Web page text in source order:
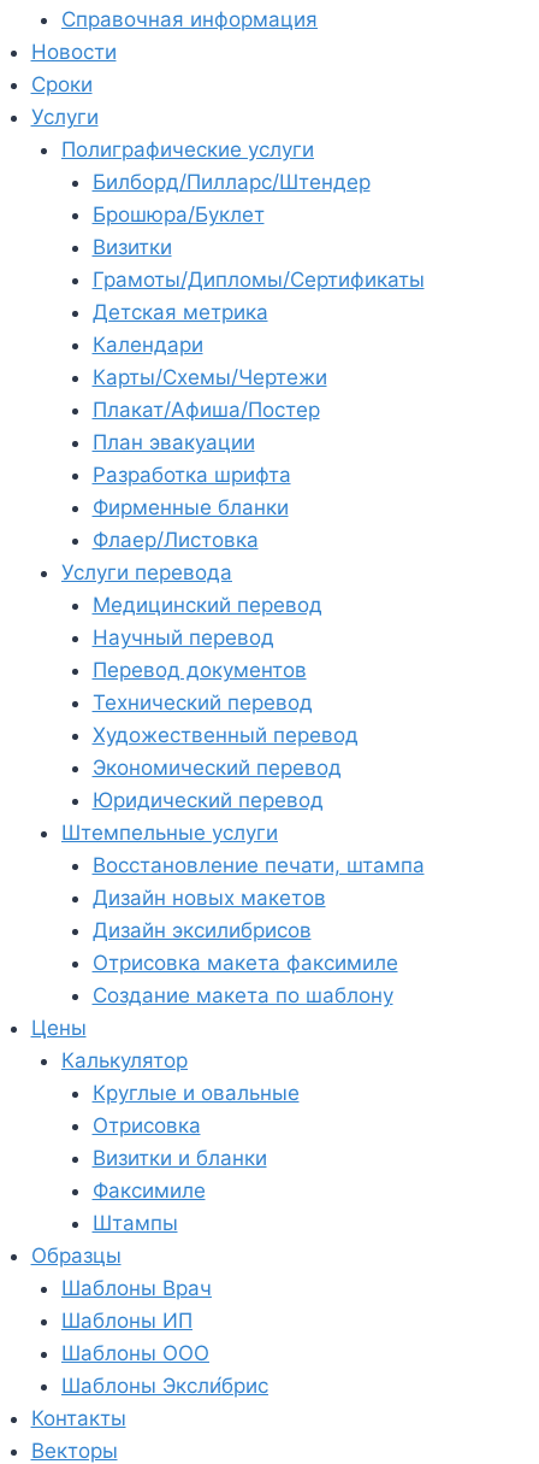
Справочная информация
Новости
Сроки
Услуги
Полиграфические услуги
Билборд/Пилларс/Штендер
Брошюра/Буклет
Визитки
Грамоты/Дипломы/Сертификаты
Детская метрика
Календари
Карты/Схемы/Чертежи
Плакат/Афиша/Постер
План эвакуации
Разработка шрифта
Фирменные бланки
Флаер/Листовка
Услуги перевода
Медицинский перевод
Научный перевод
Перевод документов
Технический перевод
Художественный перевод
Экономический перевод
Юридический перевод
Штемпельные услуги
Восстановление печати, штампа
Дизайн новых макетов
Дизайн эксилибрисов
Отрисовка макета факсимиле
Создание макета по шаблону
Цены
Калькулятор
Круглые и овальные
Отрисовка
Визитки и бланки
Факсимиле
Штампы
Образцы
Шаблоны Врач
Шаблоны ИП
Шаблоны ООО
Шаблоны Эксли́брис
Контакты
Векторы